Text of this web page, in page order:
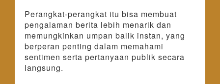
Perangkat-perangkat itu bisa membuat
pengalaman berita lebih menarik dan
memungkinkan umpan balik instan, yang
berperan penting dalam memahami
sentimen serta pertanyaan publik secara
langsung.